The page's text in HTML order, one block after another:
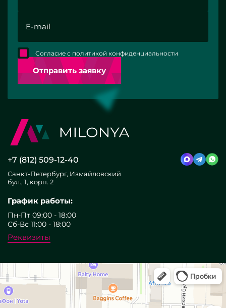
Отправить заявку
Согласие с политикой конфиденциальности
+7 (812) 509-12-40
Санкт-Петербург, Измайловский
бул., 1, корп. 2
График работы:
Пн-Пт 09:00 - 18:00
Сб-Вс 11:00 - 18:00
Реквизиты